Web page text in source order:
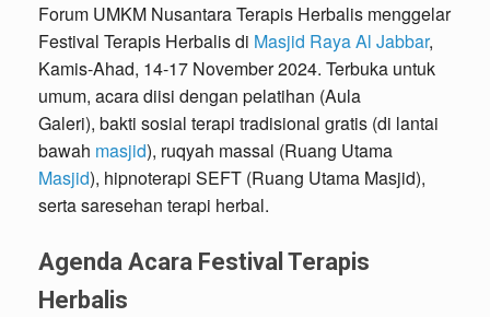
Forum UMKM Nusantara Terapis Herbalis menggelar
Festival Terapis Herbalis di Masjid Raya Al Jabbar,
Kamis-Ahad, 14-17 November 2024. Terbuka untuk
umum, acara diisi dengan pelatihan (Aula
Galeri), bakti sosial terapi tradisional gratis (di lantai
bawah masjid), ruqyah massal (Ruang Utama
Masjid), hipnoterapi SEFT (Ruang Utama Masjid),
serta saresehan terapi herbal.
Agenda Acara Festival Terapis
Herbalis